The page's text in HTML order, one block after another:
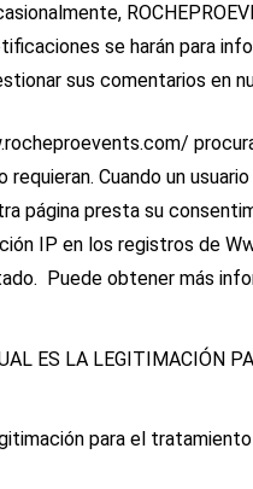
se harán para
sus comentarios en
requieran. Cuando un
página presta su
IP en los registros de
Puede obtener más
ES LA LEGITIMACIÓN
para el